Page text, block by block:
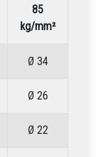
85
kg/mm²
Ø 34
Ø 26
Ø 22